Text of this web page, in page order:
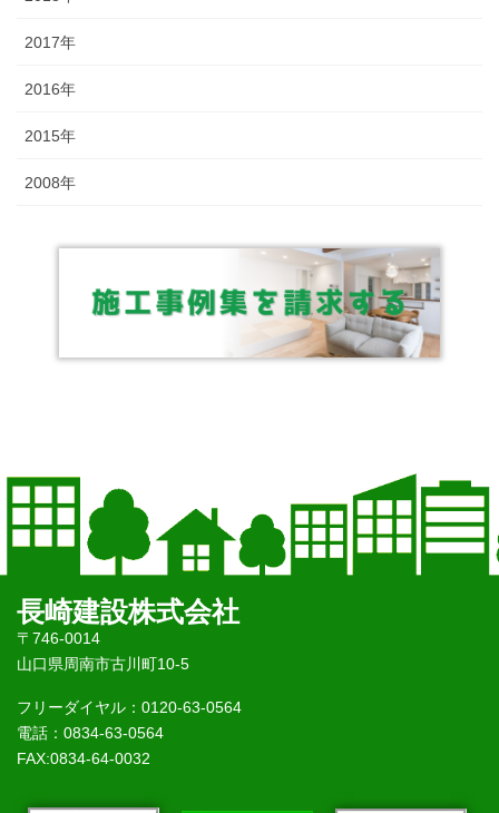
2017年
2016年
2015年
2008年
長崎建設株式会社
〒746-0014
山口県周南市古川町10-5
フリーダイヤル：0120-63-0564
電話：0834-63-0564
FAX:0834-64-0032